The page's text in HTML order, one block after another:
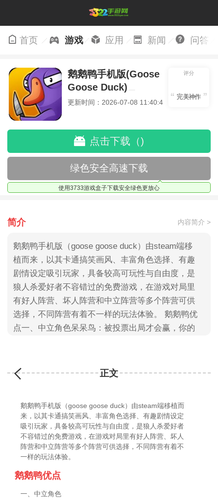
首页 游戏 应用 新闻 问答
鹅鹅鸭手机版(Goose
Goose Duck)
更新时间：2026-07-08 11:40:40
评分
完美神作
点击下载（)
绿色安全高速下载
使用3733游戏盒子下载安全绿色更放心
简介 内容简介 >
鹅鹅鸭手机版（goose goose duck）由steam端移
植而来，以其卡通搞笑画风、丰富角色选择、有趣
剧情设定吸引玩家，具备较高可玩性与自由度，是
狼人杀爱好者不容错过的免费游戏，在游戏对局里
有好人阵营、坏人阵营和中立阵营等多个阵营可供
选择，不同阵营有着不一样的玩法体验。 鹅鹅鸭优
点一、中立角色呆呆鸟：被投票出局才会赢，你的
正文
鹅鹅鸭手机版（goose goose duck）由steam端移植而
来，以其卡通搞笑画风、丰富角色选择、有趣剧情设定
吸引玩家，具备较高可玩性与自由度，是狼人杀爱好者
不容错过的免费游戏，在游戏对局里有好人阵营、坏人
阵营和中立阵营等多个阵营可供选择，不同阵营有着不
一样的玩法体验。
鹅鹅鸭优点
一、中立角色